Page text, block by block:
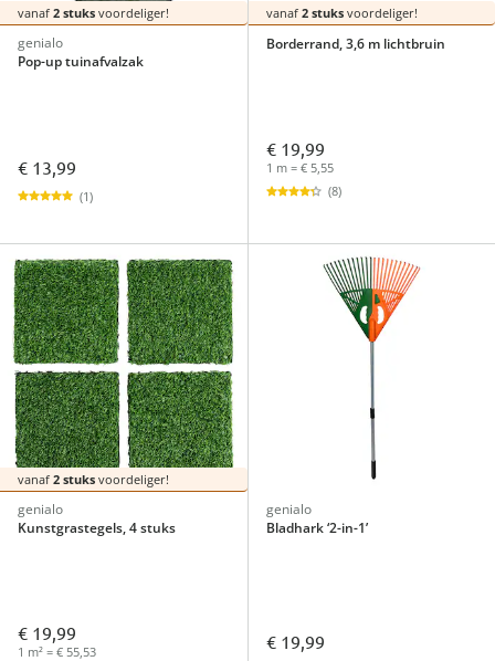
vanaf 2 stuks voordeliger!
genialo
Pop-up tuinafvalzak
€ 13,99
(1)
vanaf 2 stuksvoordeliger!
Borderrand, 3,6 m lichtbruin
€ 19,99
1 m = € 5,55
(8)
vanaf 2 stuks voordeliger!
genialo
Kunstgrastegels, 4 stuks
€ 19,99
1 m² = € 55,53
genialo
Bladhark ‘2-in-1’
€ 19,99